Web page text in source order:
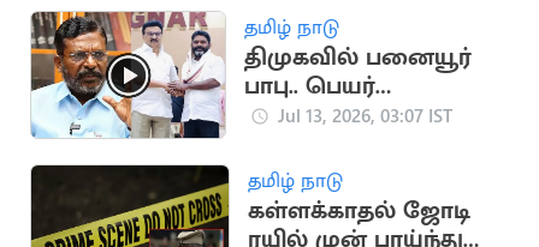
தமிழ் நாடு
திமுகவில் பனையூர்
பாபு.. பெயர்
குறிப்பிடாமல் திருமா
Jul 13, 2026, 03:07 IST
தமிழ் நாடு
கள்ளக்காதல் ஜோடி